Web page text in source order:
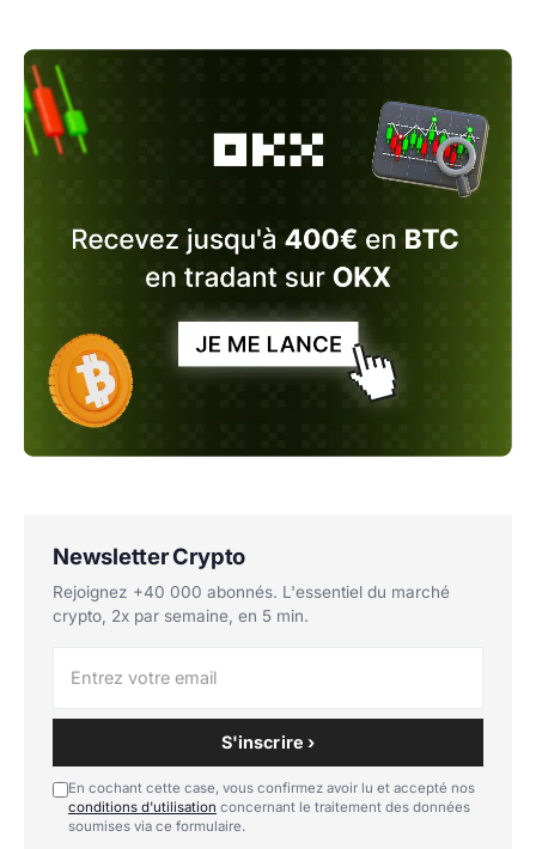
Newsletter Crypto
Rejoignez +40 000 abonnés. L'essentiel du marché
crypto, 2x par semaine, en 5 min.
S'inscrire ›
En cochant cette case, vous confirmez avoir lu et accepté nos
conditions d'utilisation concernant le traitement des données
soumises via ce formulaire.